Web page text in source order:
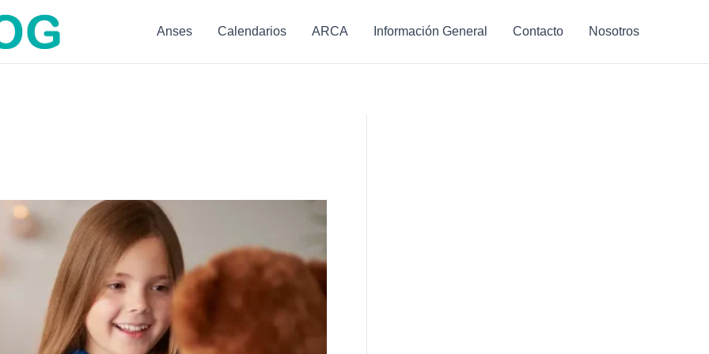
Anses Calendarios ARCA Información General Contacto Nosotros